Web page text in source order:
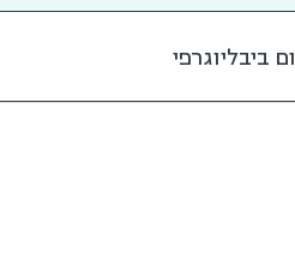
ביבליוגרפי